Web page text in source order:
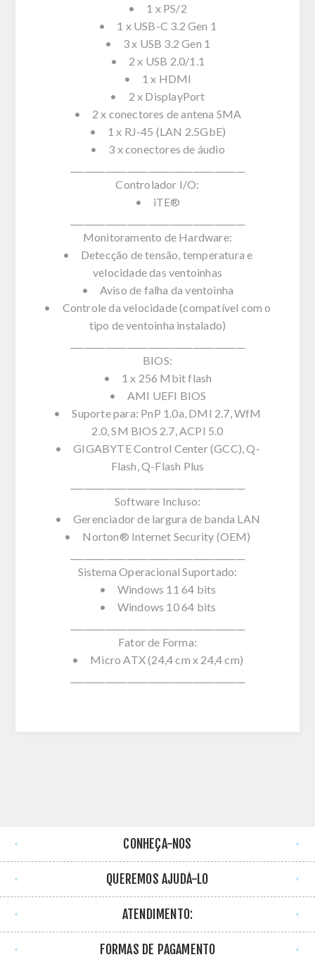
• 1 x PS/2
• 1 x USB-C 3.2 Gen 1
• 3 x USB 3.2 Gen 1
• 2 x USB 2.0/1.1
• 1 x HDMI
• 2 x DisplayPort
• 2 x conectores de antena SMA
• 1 x RJ-45 (LAN 2.5GbE)
• 3 x conectores de áudio
Controlador I/O:
• iTE®
Monitoramento de Hardware:
• Detecção de tensão, temperatura e
velocidade das ventoinhas
• Aviso de falha da ventoinha
• Controle da velocidade (compatível com o
tipo de ventoinha instalado)
BIOS:
• 1 x 256 Mbit flash
• AMI UEFI BIOS
• Suporte para: PnP 1.0a, DMI 2.7, WfM
2.0, SM BIOS 2.7, ACPI 5.0
• GIGABYTE Control Center (GCC), Q-
Flash, Q-Flash Plus
Software Incluso:
• Gerenciador de largura de banda LAN
• Norton® Internet Security (OEM)
Sistema Operacional Suportado:
• Windows 11 64 bits
• Windows 10 64 bits
Fator de Forma:
• Micro ATX (24,4 cm x 24,4 cm)
CONHEÇA-NOS
QUEREMOS AJUDÁ-LO
ATENDIMENTO:
FORMAS DE PAGAMENTO